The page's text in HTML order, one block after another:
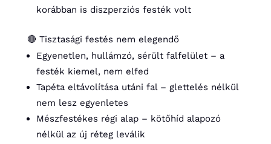
korábban is diszperziós festék volt
🔴 Tisztasági festés nem elegendő
Egyenetlen, hullámzó, sérült falfelület – a
festék kiemel, nem elfed
Tapéta eltávolítása utáni fal – glettelés nélkül
nem lesz egyenletes
Mészfestékes régi alap – kötőhíd alapozó
nélkül az új réteg leválik